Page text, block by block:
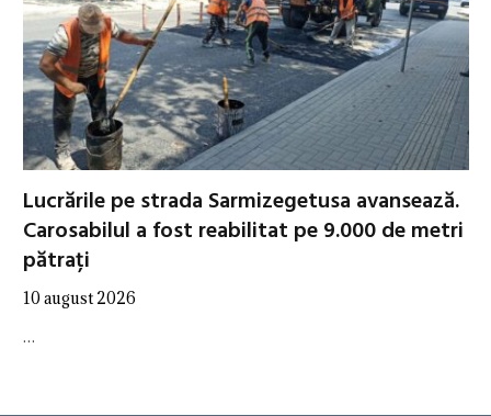
Lucrările pe strada Sarmizegetusa avansează.
Carosabilul a fost reabilitat pe 9.000 de metri
pătrați
10 august 2026
…